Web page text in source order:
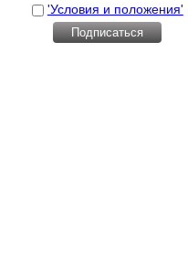
'Условия и положения'